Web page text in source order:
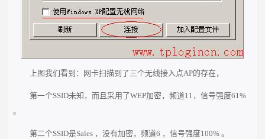
上图我们看到：网卡扫描到了三个无线接入点AP的存在，
第一个SSID未知，而且采用了WEP加密，频道11，信号强度61%
。
第二个SSID是Sales ，没有加密，频道6 ，信号强度100% 。